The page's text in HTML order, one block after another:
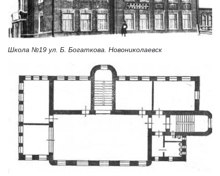
Школа №19 ул. Б. Богаткова. Новониколаевск